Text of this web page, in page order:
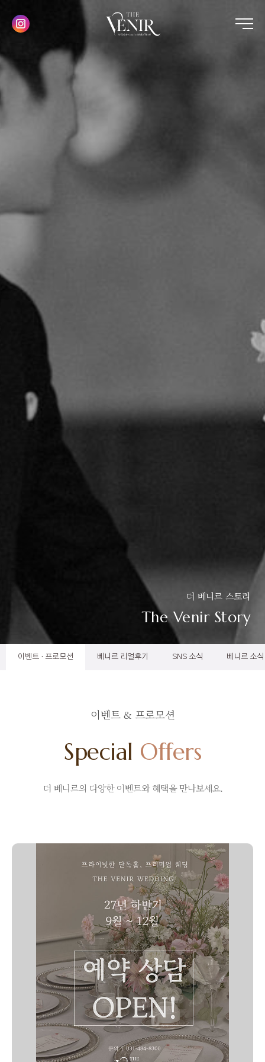
더 베니르 스토리
The Venir Story
이벤트 · 프로모션 베니르 리얼후기 SNS 소식 베니르 소식
이벤트 & 프로모션
Special Offers
더 베니르의 다양한 이벤트와 혜택을 만나보세요.